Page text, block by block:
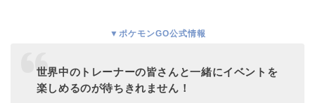
▼ポケモンGO公式情報
世界中のトレーナーの皆さんと一緒にイベントを
楽しめるのが待ちきれません！